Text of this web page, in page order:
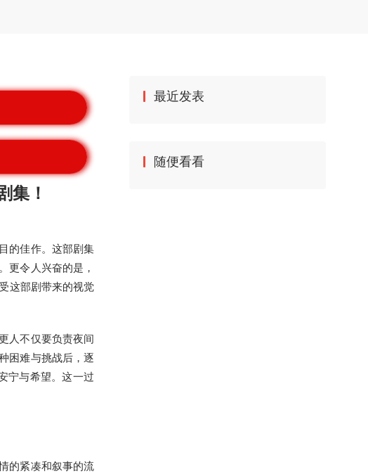
集！
的佳作。这部剧集
更令人兴奋的是，
这部剧带来的视觉
人不仅要负责夜间
困难与挑战后，逐
宁与希望。这一过
的紧凑和叙事的流
最近发表
随便看看